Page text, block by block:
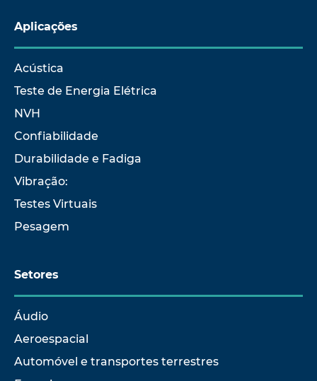
Aplicações
Acústica
Teste de Energia Elétrica
NVH
Confiabilidade
Durabilidade e Fadiga
Vibração:
Testes Virtuais
Pesagem
Setores
Áudio
Aeroespacial
Automóvel e transportes terrestres